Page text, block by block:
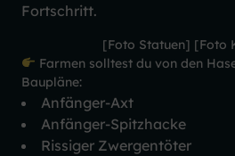
Fortschritt.
[Foto Statuen] [Foto
Farmen solltest du von den
Baupläne:
Anfänger-Axt
Anfänger-Spitzhacke
Rissiger Zwergentöter